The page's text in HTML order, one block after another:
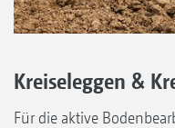
Kreiseleggen &
Für die aktive